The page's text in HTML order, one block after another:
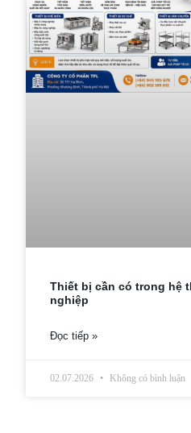
Thiết bị cần có trong hệ
nghiệp
Đọc tiếp »
02.07.2026 Không có bình luận